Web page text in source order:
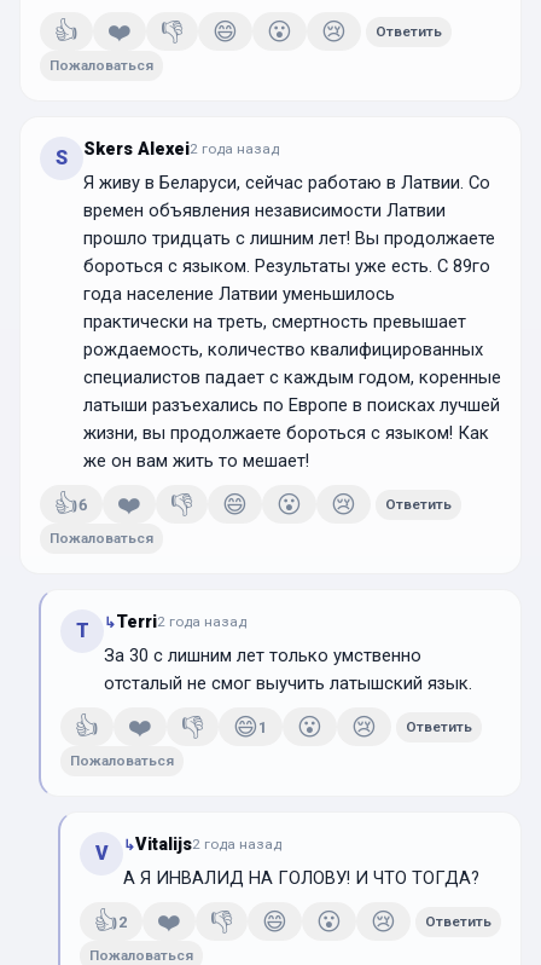
👍 ❤️ 👎 😄 😮 😢 Ответить
Пожаловаться
S Skers Alexei2 года назад
Я живу в Беларуси, сейчас работаю в Латвии. Со
времен объявления независимости Латвии
прошло тридцать с лишним лет! Вы продолжаете
бороться с языком. Результаты уже есть. С 89го
года население Латвии уменьшилось
практически на треть, смертность превышает
рождаемость, количество квалифицированных
специалистов падает с каждым годом, коренные
латыши разъехались по Европе в поисках лучшей
жизни, вы продолжаете бороться с языком! Как
же он вам жить то мешает!
👍6 ❤️ 👎 😄 😮 😢 Ответить
Пожаловаться
T ↳Terri2 года назад
За 30 с лишним лет только умственно
отсталый не смог выучить латышский язык.
👍 ❤️ 👎 😄 1 😮 😢 Ответить
Пожаловаться
V ↳Vitalijs2 года назад
А Я ИНВАЛИД НА ГОЛОВУ! И ЧТО ТОГДА?
👍2 ❤️ 👎 😄 😮 😢 Ответить
Пожаловаться